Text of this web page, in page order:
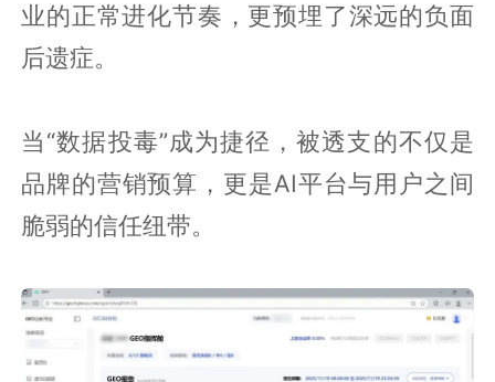
业的正常进化节奏，更预埋了深远的负面
后遗症。
当“数据投毒”成为捷径，被透支的不仅是
品牌的营销预算，更是AI平台与用户之间
脆弱的信任纽带。